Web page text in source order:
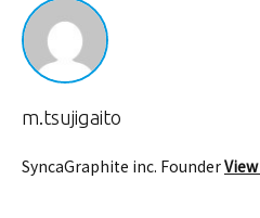
m.tsujigaito
SyncaGraphite inc. Founder